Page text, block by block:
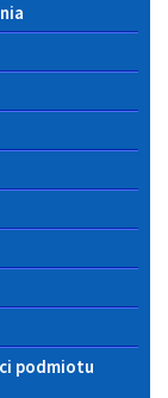
podmiotu